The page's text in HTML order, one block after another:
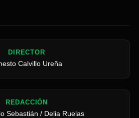
DIRECTOR
Calvillo Ureña
REDACCIÓN
Sebastián / Delia Ruelas